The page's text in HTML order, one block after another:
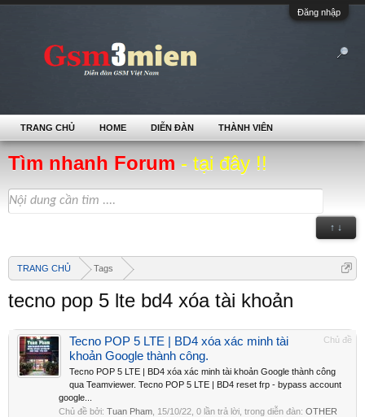
Đăng nhập
Tìm nhanh Forum - tại đây !!
↑ ↓
TRANG CHỦ Tags
tecno pop 5 lte bd4 xóa tài khoản
Chủ đề
Tecno POP 5 LTE | BD4 xóa xác minh tài
khoản Google thành công.
Tecno POP 5 LTE | BD4 xóa xác minh tài khoản Google thành công
qua Teamviewer. Tecno POP 5 LTE | BD4 reset frp - bypass account
google...
Chủ đề bởi: Tuan Pham 15/10/22 , 0 lần trả lời, trong diễn đàn: OTHER
TRANG CHỦ HOME DIỄN ĐÀN THÀNH VIÊN